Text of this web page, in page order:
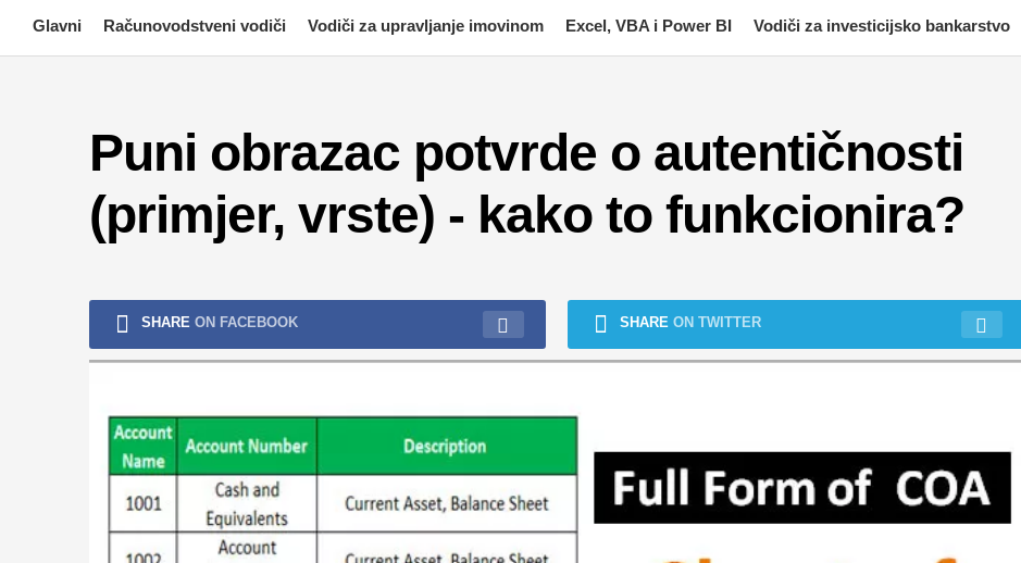
content
Glavni Računovodstveni vodiči Vodiči za upravljanje imovinom Excel, VBA i Power BI Vodiči za investicijsko bankarstvo
Puni obrazac potvrde o autentičnosti
(primjer, vrste) - kako to funkcionira?
SHARE ON FACEBOOK SHARE ON TWITTER